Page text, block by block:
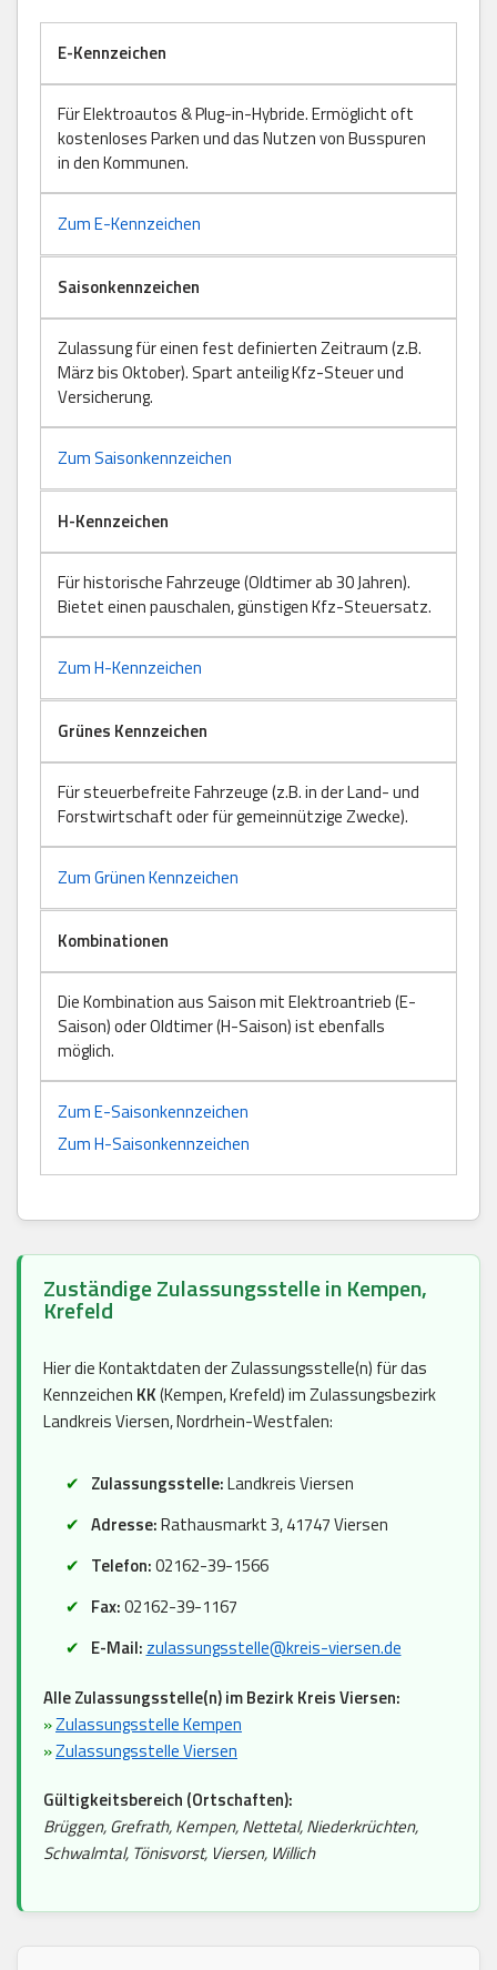
E-Kennzeichen
Für Elektroautos & Plug-in-Hybride. Ermöglicht oft
kostenloses Parken und das Nutzen von Busspuren
in den Kommunen.
Zum E-Kennzeichen
Saisonkennzeichen
Zulassung für einen fest definierten Zeitraum (z.B.
März bis Oktober). Spart anteilig Kfz-Steuer und
Versicherung.
Zum Saisonkennzeichen
H-Kennzeichen
Für historische Fahrzeuge (Oldtimer ab 30 Jahren).
Bietet einen pauschalen, günstigen Kfz-Steuersatz.
Zum H-Kennzeichen
Grünes Kennzeichen
Für steuerbefreite Fahrzeuge (z.B. in der Land- und
Forstwirtschaft oder für gemeinnützige Zwecke).
Zum Grünen Kennzeichen
Kombinationen
Die Kombination aus Saison mit Elektroantrieb (E-
Saison) oder Oldtimer (H-Saison) ist ebenfalls
möglich.
Zum E-Saisonkennzeichen
Zum H-Saisonkennzeichen
Zuständige Zulassungsstelle in Kempen,
Krefeld
Hier die Kontaktdaten der Zulassungsstelle(n) für das
Kennzeichen KK(Kempen, Krefeld) im Zulassungsbezirk
Landkreis Viersen, Nordrhein-Westfalen:
Zulassungsstelle:Landkreis Viersen
Adresse:Rathausmarkt 3, 41747 Viersen
Telefon:02162-39-1566
Fax:02162-39-1167
E-Mail: zulassungsstelle@kreis-viersen.de
Alle Zulassungsstelle(n) im Bezirk Kreis Viersen:
»Zulassungsstelle Kempen
»Zulassungsstelle Viersen
Gültigkeitsbereich (Ortschaften):
Brüggen, Grefrath, Kempen, Nettetal, Niederkrüchten,
Schwalmtal, Tönisvorst, Viersen, Willich